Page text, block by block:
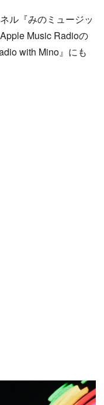
ル『みのミュージッ
Music Radioの
with Mino』にも